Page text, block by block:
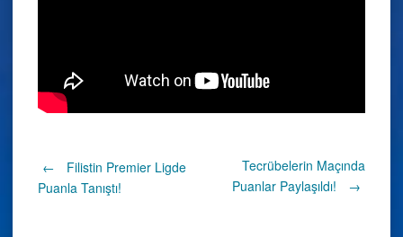
Post
←
Filistin Premier Ligde
Puanla Tanıştı!
Tecrübelerin Maçında
Puanlar Paylaşıldı!
→